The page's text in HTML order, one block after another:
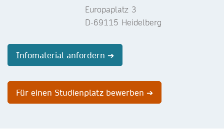
Europaplatz 3
D-69115 Heidelberg
Infomaterial anfordern ➔
Für einen Studienplatz bewerben ➔